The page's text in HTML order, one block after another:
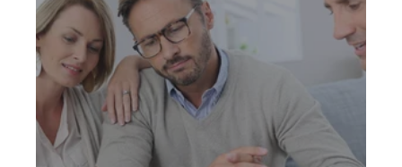
施行日
対象物
義務